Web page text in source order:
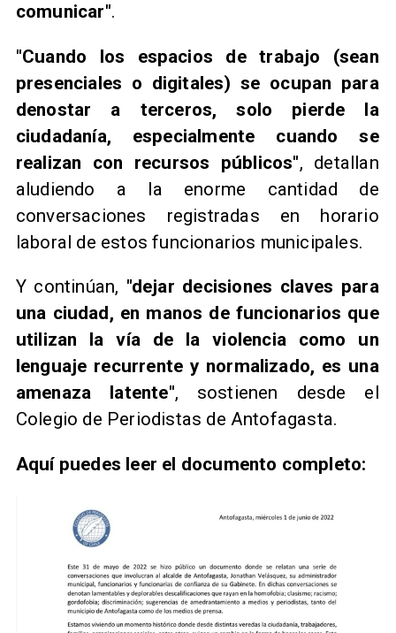
comunicar".
"Cuando los espacios de trabajo (sean
presenciales o digitales) se ocupan para
denostar a terceros, solo pierde la
ciudadanía, especialmente cuando se
realizan con recursos públicos", detallan
aludiendo a la enorme cantidad de
conversaciones registradas en horario
laboral de estos funcionarios municipales.
Y continúan, "dejar decisiones claves para
una ciudad, en manos de funcionarios que
utilizan la vía de la violencia como un
lenguaje recurrente y normalizado, es una
amenaza latente", sostienen desde el
Colegio de Periodistas de Antofagasta.
Aquí puedes leer el documento completo: